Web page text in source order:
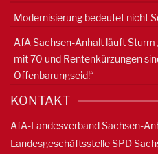
Modernisierung bedeutet nicht
AfA Sachsen-Anhalt läuft Sturm
mit 70 und Rentenkürzungen
Offenbarungseid!“
KONTAKT
AfA-Landesverband Sachsen-
Landesgeschäftsstelle SPD